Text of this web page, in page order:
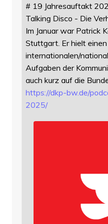
# 19 Jahresauftakt
Talking Disco - Die
Im Januar war Patrick
Stuttgart. Er hielt
internationalen/
Aufgaben der
auch kurz auf die
https://dkp-bw.de/
2025/